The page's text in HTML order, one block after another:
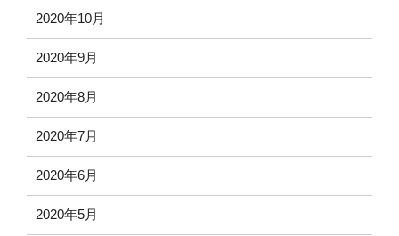
2020年10月
2020年9月
2020年8月
2020年7月
2020年6月
2020年5月